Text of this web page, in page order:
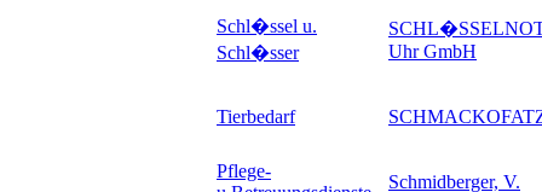
Schl�ssel u.
Schl�sser
Uhr GmbH
Tierbedarf
Pflege-
Schmidberger, V.